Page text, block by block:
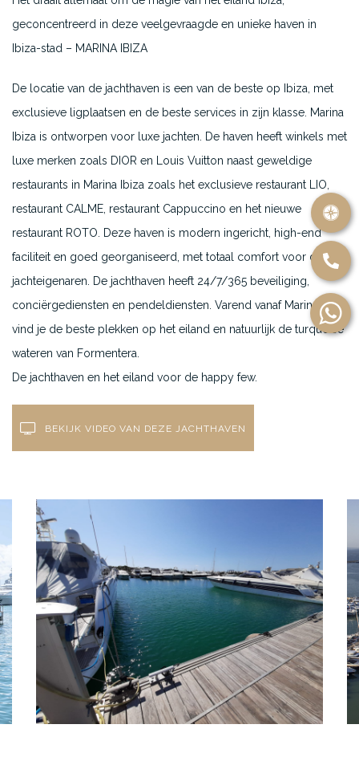
geconcentreerd in deze veelgevraagde en unieke haven in
Ibiza-stad – MARINA IBIZA
De locatie van de jachthaven is een van de beste op Ibiza, met
exclusieve ligplaatsen en de beste services in zijn klasse. Marina
Ibiza is ontworpen voor luxe jachten. De haven heeft winkels met
luxe merken zoals DIOR en Louis Vuitton naast geweldige
restaurants in Marina Ibiza zoals het exclusieve restaurant LIO,
restaurant CALME, restaurant Cappuccino en het nieuwe
restaurant ROTO. Deze haven is modern ingericht, high-end
faciliteit en goed georganiseerd, met totaal comfort voor de
jachteigenaren. De jachthaven heeft 24/7/365 beveiliging,
conciërgediensten en pendeldiensten. Varend vanaf Marina Ibiza
vind je de beste plekken op het eiland en natuurlijk de turquoise
wateren van Formentera.
De jachthaven en het eiland voor de happy few.
BEKIJK VIDEO VAN DEZE JACHTHAVEN